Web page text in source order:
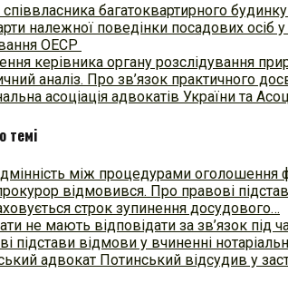
багатоквартирного
належної поведінки посадових осіб
ОЕСР
керівника органу розслідування
аналіз. Про зв’язок практичного
асоціація адвокатів України та
темі
між процедурами оголошення
відмовився. Про правові
строк зупинення досудового…
не мають відповідати за зв’язок під
підстави відмови у вчиненні
адвокат Потинський відсудив у